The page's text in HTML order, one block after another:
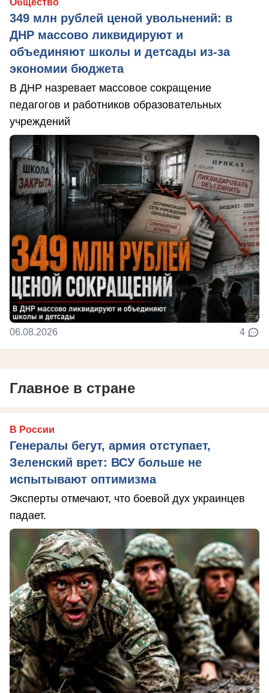
349 млн рублей ценой увольнений: в
ДНР массово ликвидируют и
объединяют школы и детсады из-за
экономии бюджета
В ДНР назревает массовое сокращение
педагогов и работников образовательных
учреждений
06.08.2026 4
Главное в стране
В России
Генералы бегут, армия отступает,
Зеленский врет: ВСУ больше не
испытывают оптимизма
Эксперты отмечают, что боевой дух украинцев
падает.